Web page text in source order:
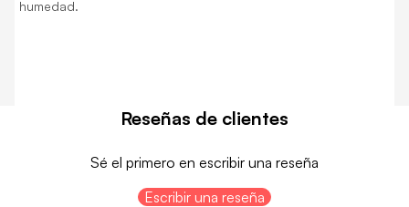
humedad.
Reseñas de clientes
Sé el primero en escribir una reseña
Escribir una reseña